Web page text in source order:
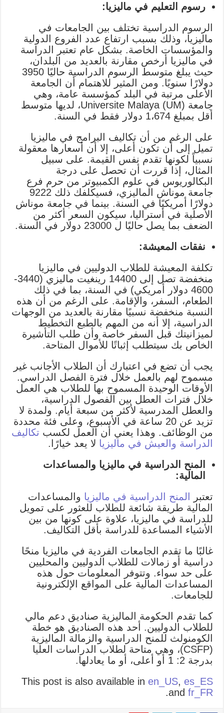
رسوم التعليم في ماليزيا:
الرسوم الدراسية تختلف بين الجامعات في
ماليزيا، وذلك بسبب ارتفاع عدد الفروع الدولية
والمؤسسات الخاصة. بشكل عام تعتبر الدراسة
في ماليزيا أرخص مقارنة بالعديد من البلدان،
حيث يبلغ متوسط ​​الرسوم الدراسية حاليًا 3950
دولارًا سنويًا. ومن المثير للاهتمام أن الجامعة
الأعلى مرتبة في البلد كمؤسسة عامة، وهي
جامعة Universite Malaya (UM)، لديها متوسط ​​
أقل بمبلغ 1،674 دولار فقط في السنة.
على الرغم من أن تكاليف البرامج في ماليزيا
تميل إلى أن تكون أعلى، إلا أن أسعارها معقولة
نسبياً لكونها تقدم نفس القيمة. على سبيل
المثال، إذا قررت أن تحصل على درجة
البكالوريوس في علوم الكمبيوتر من حرم فرع
جامعة موناش الماليزي، فسيكلفك ذلك 9222
دولارًا أمريكيًا في السنة. بينما في جامعة موناش
الأصلية في أستراليا، سيكون السعر أكثر من
الضعف بما يصل حاليًا ل 23000 دولار في السنة.
نفقات المعيشة:
تكلفة المعيشة للطلاب الدوليين في ماليزيا
منخفضة تصل إلى 14400 رينغيت ماليزي (3440-
4600 دولار أمريكي) في السنة، بما في ذلك
الطعام، السفر، والإقامة. على الرغم من أن هذه
النسبة منخفضة نسبيًا مقارنة بالعديد من الوجهات
الدراسية، إلا أنه من المهم بالطبع التخطيط
لميزانيتك قبل السفر خاصة وأن طلب التأشيرة
الخاص بك سيتطلب إثباتًا للأموال المتاحة.
يجب أن تضع في اعتبارك أن الطلاب الأجانب غير
مسموح لهم بالعمل خلال فترة الفصل الدراسي.
الأوقات الوحيدة المسموح بها للطلاب هي العمل
خلال فترات العطل بين الفصول الدراسية،
والعطل المدرسية لأكثر من سبعة أيام. ولمدة لا
تزيد عن 20 ساعة في الأسبوع، وعلى فئة محددة
من الوظائف. وهذا يعني أن العمل لكسب تكاليف
الدراسة والعيش في ماليزيا لا يعد خيارًا.
المنح الدراسية في ماليزيا والمساعدات
المالية:
تعتبر
المنح الدراسية في ماليزيا والمساعدات
المالية طريقة شائعة للطلاب للعثور على تمويل
للدراسة في ماليزيا، علاوة على كونها من بين
الأشياء المساعدة للدراسة بأقل التكاليف.
غالبًا ما تقدم الجامعات الفردية في ماليزيا منحًا
دراسية أو زمالات للطلاب الدوليين والمحليين
على حد سواء. وتتوفر المعلومات حول هذه
المساعدات المالية على المواقع الإلكترونية
للجامعات.
كما تقدم الحكومة الماليزية صناديق دعم مالي
للطلاب الدوليين. أحد هذه الصناديق هو خطة
الكومنولث للمنح الدراسية والزمالة الماليزية
(CSFP)، وهي متاحة لطلاب الدراسات العليا
بدرجة 2: 1 أو أعلى، أو ما يعادلها.
This post is also available in en_US, es_ES
and fr_FR
.